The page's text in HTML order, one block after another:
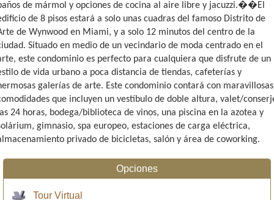
de mármol y opciones de cocina al aire libre y jacuzzi.��El
de 8 pisos estará a solo unas cuadras del famoso Distrito de
de Wynwood en Miami, y a solo 12 minutos del centro de la
Situado en medio de un vecindario de moda centrado en el
este condominio es perfecto para cualquiera que disfrute de un
de vida urbano a poca distancia de tiendas, cafeterías y
galerías de arte. Este condominio contará con maravillosas
que incluyen un vestíbulo de doble altura, valet/
24 horas, bodega/biblioteca de vinos, una piscina en la azotea y
gimnasio, spa europeo, estaciones de carga eléctrica,
privado de bicicletas, salón y área de coworking.
Opciones
Tour Virtual